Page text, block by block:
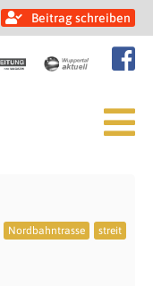
Beitrag schreiben
Nordbahntrasse
streit